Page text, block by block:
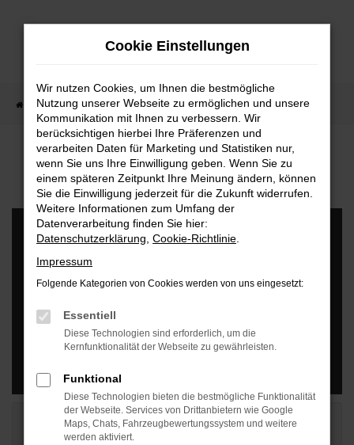
Zum
Startseite Fahrzeugankauf
FAHRZEUGANKAUF - SO EINFACH WIE NIE!
JETZT FAHRZEUG KOSTENLOS IN NUR
10.MIN VON ZU HAUSE BEWERTEN!
Es wird versucht, Inhalte von
Dabei können Daten an Dritte weitergegeben werden. Wenn Sie
damit einverstanden sind, klicken Sie bitte auf "Bestätigen".
Bestätigen
Vorname*
Cookie Einstellungen
Wir nutzen Cookies, um Ihnen die bestmögliche
Nutzung unserer Webseite zu ermöglichen und unsere
Kommunikation mit Ihnen zu verbessern. Wir
berücksichtigen hierbei Ihre Präferenzen und
verarbeiten Daten für Marketing und Statistiken nur,
wenn Sie uns Ihre Einwilligung geben. Wenn Sie zu
einem späteren Zeitpunkt Ihre Meinung ändern, können
Sie die Einwilligung jederzeit für die Zukunft widerrufen.
Weitere Informationen zum Umfang der
Datenverarbeitung finden Sie hier:
Datenschutzerklärung Cookie-Richtlinie
Impressum
Folgende Kategorien von Cookies werden von uns eingesetzt:
Essentiell
Diese Technologien sind erforderlich, um die
Kernfunktionalität der Webseite zu gewährleisten.
Funktional
Diese Technologien bieten die bestmögliche Funktionalität
der Webseite. Services von Drittanbietern wie Google
Maps, Chats, Fahrzeugbewertungssystem und weitere
werden aktiviert.